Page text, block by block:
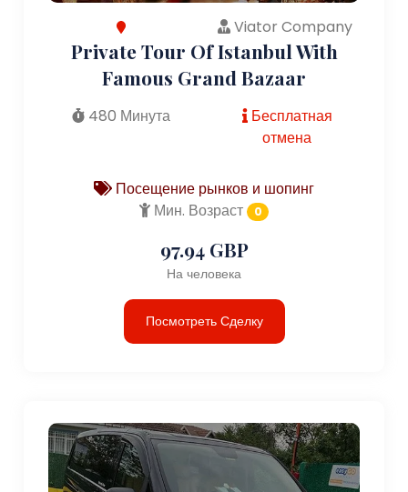
Viator Company
Private Tour Of Istanbul With
Famous Grand Bazaar
480 Минута
Бесплатная
отмена
Посещение рынков и шопинг
Мин. Возраст
0
97.94 GBP
На человека
Посмотреть Сделку